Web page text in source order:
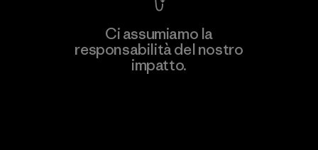
Ci assumiamo la
responsabilità del nostro
impatto.